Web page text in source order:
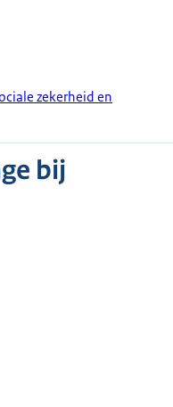
zekerheid en
bij